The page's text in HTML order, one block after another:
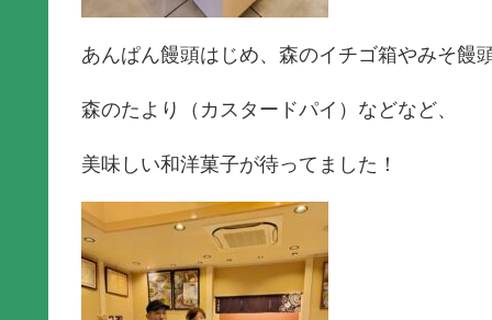
あんぱん饅頭はじめ、森のイチゴ箱やみそ饅
森のたより（カスタードパイ）などなど、
美味しい和洋菓子が待ってました！